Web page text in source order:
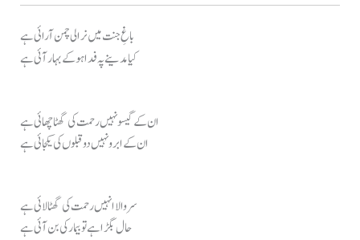
باغِ جنت میں نرالی چمن آرائی ہے
کیا مدینے پہ فدا ہو کے بہار آئی ہے
ان کے گیسو نہیں رحمت کی گھٹا چھائی ہے
ان کے ابرو نہیں دو قبلوں کی یکجائی ہے
سروالا انہیں رحمت کی گھٹا لائی ہے
حال بگڑا ہے تو بیمار کی بن آئی ہے